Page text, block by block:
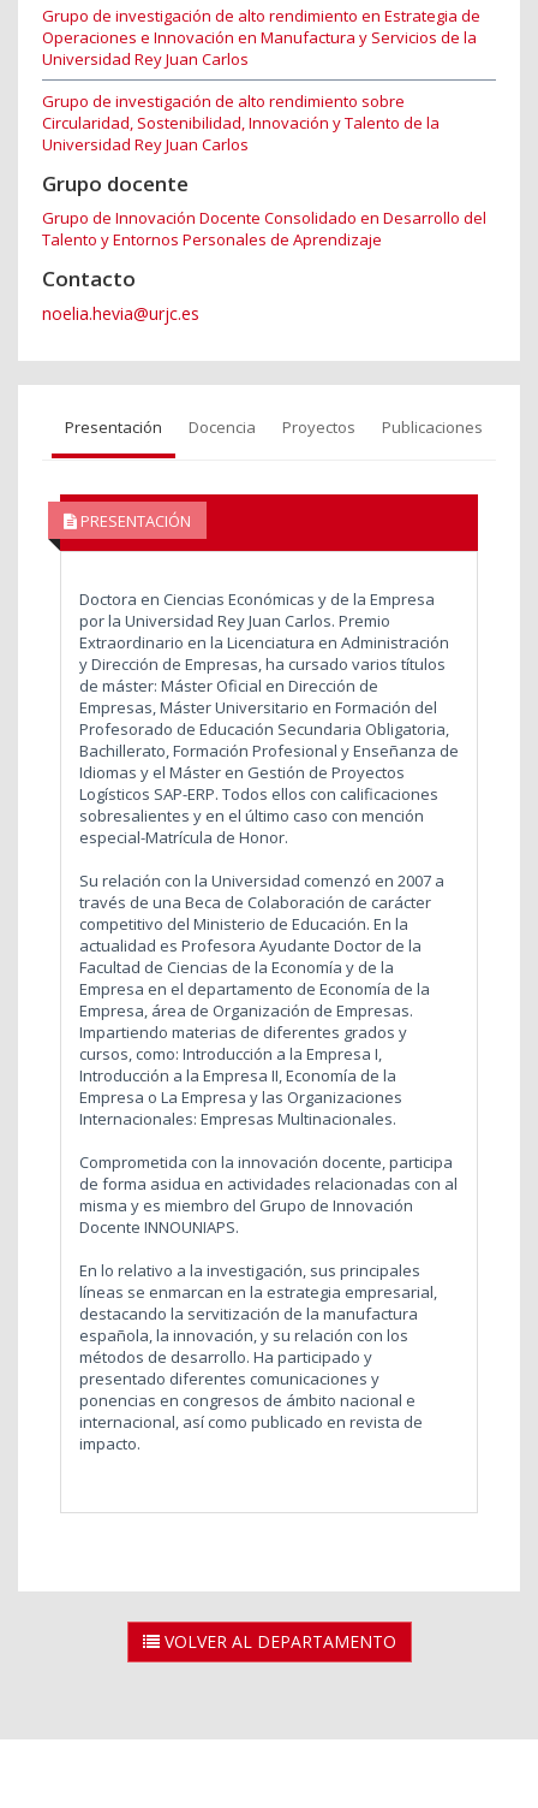
Grupo de investigación de alto rendimiento en Estrategia de
Operaciones e Innovación en Manufactura y Servicios de la
Universidad Rey Juan Carlos
Grupo de investigación de alto rendimiento sobre
Circularidad, Sostenibilidad, Innovación y Talento de la
Universidad Rey Juan Carlos
Grupo docente
Grupo de Innovación Docente Consolidado en Desarrollo del
Talento y Entornos Personales de Aprendizaje
Contacto
noelia.hevia@urjc.es
Presentación Docencia Proyectos Publicaciones
PRESENTACIÓN
Doctora en Ciencias Económicas y de la Empresa
por la Universidad Rey Juan Carlos. Premio
Extraordinario en la Licenciatura en Administración
y Dirección de Empresas, ha cursado varios títulos
de máster: Máster Oficial en Dirección de
Empresas, Máster Universitario en Formación del
Profesorado de Educación Secundaria Obligatoria,
Bachillerato, Formación Profesional y Enseñanza de
Idiomas y el Máster en Gestión de Proyectos
Logísticos SAP-ERP. Todos ellos con calificaciones
sobresalientes y en el último caso con mención
especial-Matrícula de Honor.
Su relación con la Universidad comenzó en 2007 a
través de una Beca de Colaboración de carácter
competitivo del Ministerio de Educación. En la
actualidad es Profesora Ayudante Doctor de la
Facultad de Ciencias de la Economía y de la
Empresa en el departamento de Economía de la
Empresa, área de Organización de Empresas.
Impartiendo materias de diferentes grados y
cursos, como: Introducción a la Empresa I,
Introducción a la Empresa II, Economía de la
Empresa o La Empresa y las Organizaciones
Internacionales: Empresas Multinacionales.
Comprometida con la innovación docente, participa
de forma asidua en actividades relacionadas con al
misma y es miembro del Grupo de Innovación
Docente INNOUNIAPS.
En lo relativo a la investigación, sus principales
líneas se enmarcan en la estrategia empresarial,
destacando la servitización de la manufactura
española, la innovación, y su relación con los
métodos de desarrollo. Ha participado y
presentado diferentes comunicaciones y
ponencias en congresos de ámbito nacional e
internacional, así como publicado en revista de
impacto.
VOLVER AL DEPARTAMENTO